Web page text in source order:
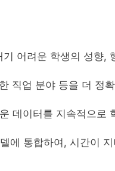
어려운 학생의 성향,
직업 분야 등을 더 정
데이터를 지속적으로
에 통합하여, 시간이